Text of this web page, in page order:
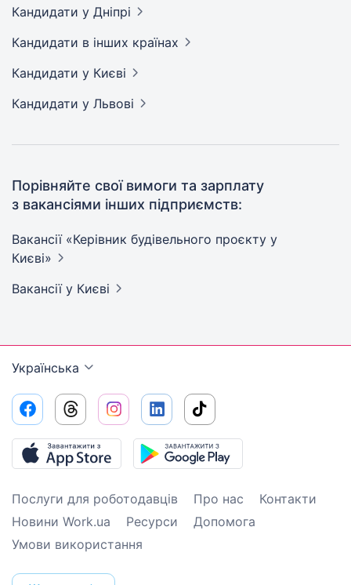
Кандидати у Дніпрі
Кандидати в інших країнах
Кандидати у Києві
Кандидати у Львові
Порівняйте свої вимоги та зарплату
з вакансіями інших підприємств:
Вакансії «Керівник будівельного проєкту у
Києві»
Вакансії у Києві
Українська
Послуги для роботодавців Про нас
Контакти
Новини Work.ua
Ресурси
Допомога
Умови використання